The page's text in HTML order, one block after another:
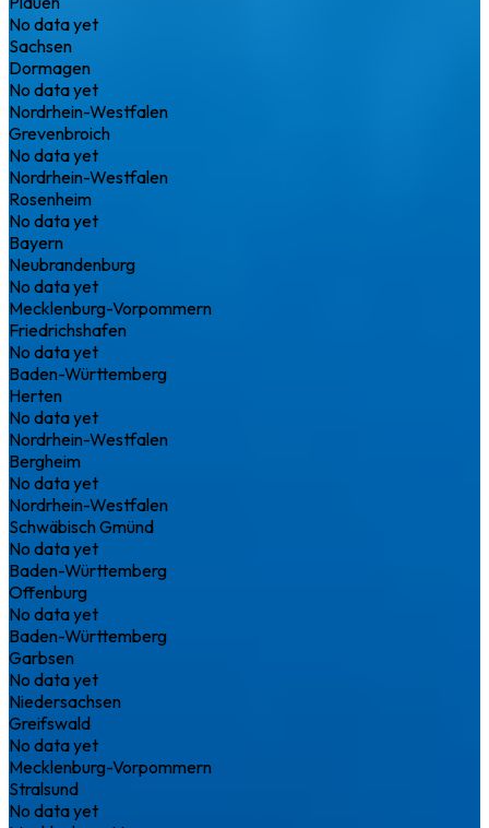
No data yet
Sachsen
Dormagen
No data yet
Nordrhein-Westfalen
Grevenbroich
No data yet
Nordrhein-Westfalen
Rosenheim
No data yet
Bayern
Neubrandenburg
No data yet
Mecklenburg-Vorpommern
Friedrichshafen
No data yet
Baden-Württemberg
Herten
No data yet
Nordrhein-Westfalen
Bergheim
No data yet
Nordrhein-Westfalen
Schwäbisch Gmünd
No data yet
Baden-Württemberg
Offenburg
No data yet
Baden-Württemberg
Garbsen
No data yet
Niedersachsen
Greifswald
No data yet
Mecklenburg-Vorpommern
Stralsund
No data yet